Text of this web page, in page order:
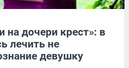
на дочери крест»: в
лечить не
девушку